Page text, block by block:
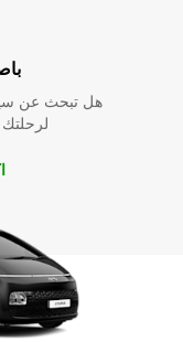
يمكنك الاستمتاع برحلتك
الواسعة من السيارات
هل تبحث عن
لرحلتك